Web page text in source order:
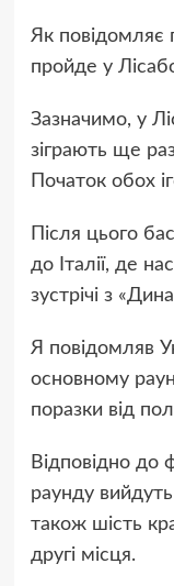
Як повідомляє
пройде у
Зазначимо, у
зіграють ще
Початок обох
Після цього
до Італії, де
зустрічі з
Я повідомляв
основному
поразки від
Відповідно до
раунду
також шість
другі місця.